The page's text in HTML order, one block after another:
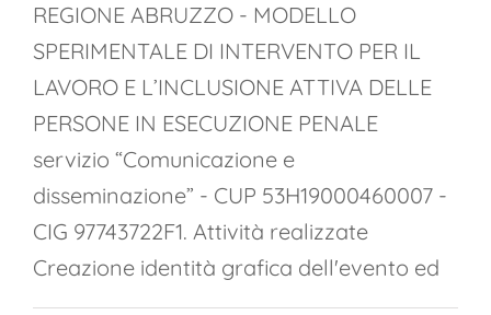
REGIONE ABRUZZO - MODELLO
SPERIMENTALE DI INTERVENTO PER IL
LAVORO E L’INCLUSIONE ATTIVA DELLE
PERSONE IN ESECUZIONE PENALE
servizio “Comunicazione e
disseminazione” - CUP 53H19000460007 -
CIG 97743722F1. Attività realizzate
Creazione identità grafica dell'evento ed